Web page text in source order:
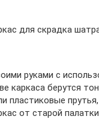
для скрадка
руками с
каркаса берутся
пластиковые
от старой